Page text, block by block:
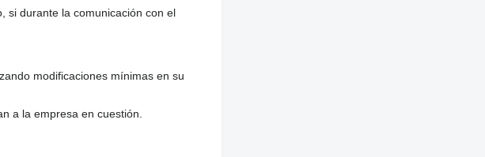
si durante la comunicación con el
modificaciones mínimas en su
a la empresa en cuestión.